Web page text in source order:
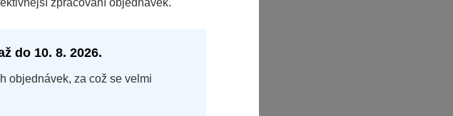
zpracování objednávek.
do 10. 8. 2026.
objednávek, za což se velmi